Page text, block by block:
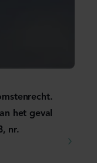
het geval
nr.